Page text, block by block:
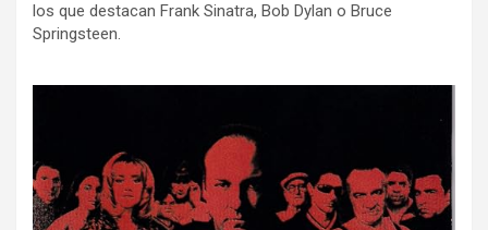
los que destacan Frank Sinatra, Bob Dylan o Bruce
Springsteen.